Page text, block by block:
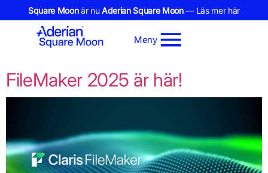
Square Moonär nuAderian Square Moon— Läs mer här
Meny
FileMaker 2025 är här!